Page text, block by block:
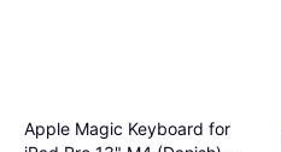
Apple Magic Keyboard for